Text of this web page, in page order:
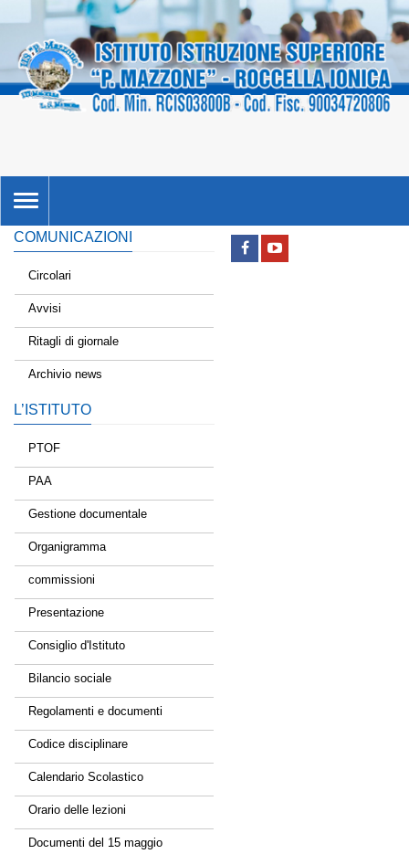
TOGGLE
NAVIGATION
COMUNICAZIONI
Circolari
Avvisi
Ritagli di giornale
Archivio news
L’ISTITUTO
PTOF
PAA
Gestione documentale
Organigramma
commissioni
Presentazione
Consiglio d'Istituto
Bilancio sociale
Regolamenti e documenti
Codice disciplinare
Calendario Scolastico
Orario delle lezioni
Documenti del 15 maggio